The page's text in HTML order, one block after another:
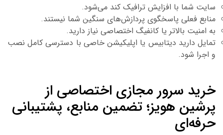
شما با افزایش ترافیک کند می‌شود.
فعلی پاسخگوی پردازش‌های سنگین شما نیستند.
امنیت بالاتر یا کانفیگ اختصاصی نیاز دارید.
دارید دیتابیس یا اپلیکیشن خاصی با دسترسی کامل نصب
اجرا شود.
سرور مجازی اختصاصی از
هویز؛ تضمین منابع، پشتیبانی